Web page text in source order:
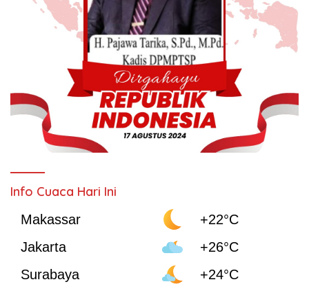
Info Cuaca Hari Ini
Makassar
+22°C
Jakarta
+26°C
Surabaya
+24°C